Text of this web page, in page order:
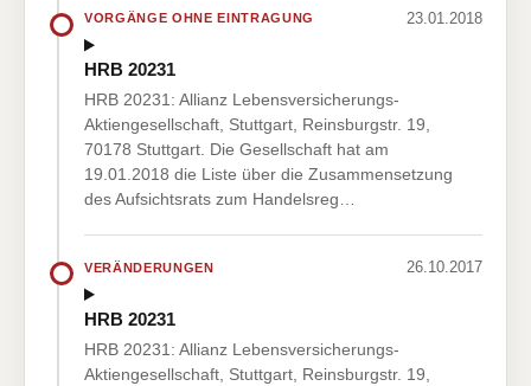
VORGÄNGE OHNE EINTRAGUNG 23.01.2018
HRB 20231
HRB 20231: Allianz Lebensversicherungs-
Aktiengesellschaft, Stuttgart, Reinsburgstr. 19,
70178 Stuttgart. Die Gesellschaft hat am
19.01.2018 die Liste über die Zusammensetzung
des Aufsichtsrats zum Handelsreg…
VERÄNDERUNGEN 26.10.2017
HRB 20231
HRB 20231: Allianz Lebensversicherungs-
Aktiengesellschaft, Stuttgart, Reinsburgstr. 19,